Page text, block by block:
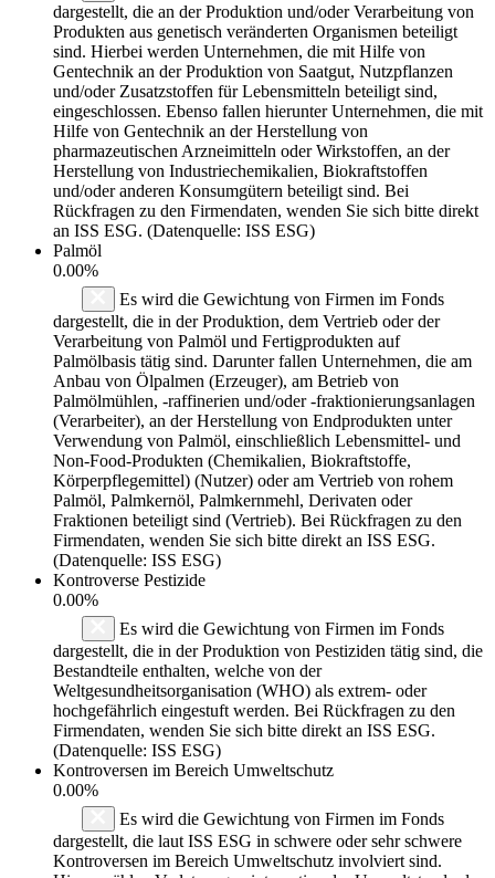
dargestellt, die an der Produktion und/oder Verarbeitung von
Produkten aus genetisch veränderten Organismen beteiligt
sind. Hierbei werden Unternehmen, die mit Hilfe von
Gentechnik an der Produktion von Saatgut, Nutzpflanzen
und/oder Zusatzstoffen für Lebensmitteln beteiligt sind,
eingeschlossen. Ebenso fallen hierunter Unternehmen, die mit
Hilfe von Gentechnik an der Herstellung von
pharmazeutischen Arzneimitteln oder Wirkstoffen, an der
Herstellung von Industriechemikalien, Biokraftstoffen
und/oder anderen Konsumgütern beteiligt sind. Bei
Rückfragen zu den Firmendaten, wenden Sie sich bitte direkt
an ISS ESG. (Datenquelle: ISS ESG)
Palmöl
0.00%
Es wird die Gewichtung von Firmen im Fonds
dargestellt, die in der Produktion, dem Vertrieb oder der
Verarbeitung von Palmöl und Fertigprodukten auf
Palmölbasis tätig sind. Darunter fallen Unternehmen, die am
Anbau von Ölpalmen (Erzeuger), am Betrieb von
Palmölmühlen, -raffinerien und/oder -fraktionierungsanlagen
(Verarbeiter), an der Herstellung von Endprodukten unter
Verwendung von Palmöl, einschließlich Lebensmittel- und
Non-Food-Produkten (Chemikalien, Biokraftstoffe,
Körperpflegemittel) (Nutzer) oder am Vertrieb von rohem
Palmöl, Palmkernöl, Palmkernmehl, Derivaten oder
Fraktionen beteiligt sind (Vertrieb). Bei Rückfragen zu den
Firmendaten, wenden Sie sich bitte direkt an ISS ESG.
(Datenquelle: ISS ESG)
Kontroverse Pestizide
0.00%
Es wird die Gewichtung von Firmen im Fonds
dargestellt, die in der Produktion von Pestiziden tätig sind, die
Bestandteile enthalten, welche von der
Weltgesundheitsorganisation (WHO) als extrem- oder
hochgefährlich eingestuft werden. Bei Rückfragen zu den
Firmendaten, wenden Sie sich bitte direkt an ISS ESG.
(Datenquelle: ISS ESG)
Kontroversen im Bereich Umweltschutz
0.00%
Es wird die Gewichtung von Firmen im Fonds
dargestellt, die laut ISS ESG in schwere oder sehr schwere
Kontroversen im Bereich Umweltschutz involviert sind.